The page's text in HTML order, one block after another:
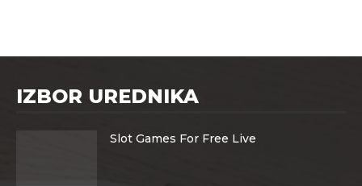
IZBOR UREDNIKA
Slot Games For Free Live